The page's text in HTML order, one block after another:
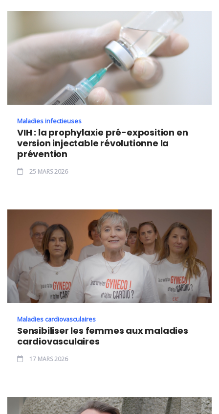
Maladies infectieuses
VIH : la prophylaxie pré-exposition en
version injectable révolutionne la
prévention
25 MARS 2026
Maladies cardiovasculaires
Sensibiliser les femmes aux maladies
cardiovasculaires
17 MARS 2026